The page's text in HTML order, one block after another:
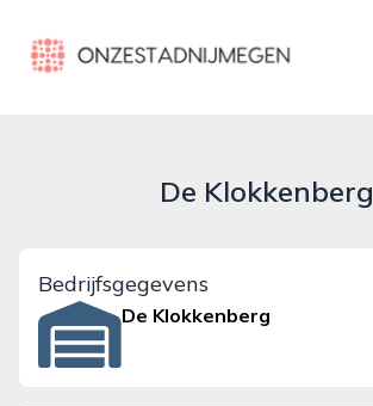
onzestadnijmegen.nl
De Klokkenberg
Bedrijfsgegevens
De Klokkenberg